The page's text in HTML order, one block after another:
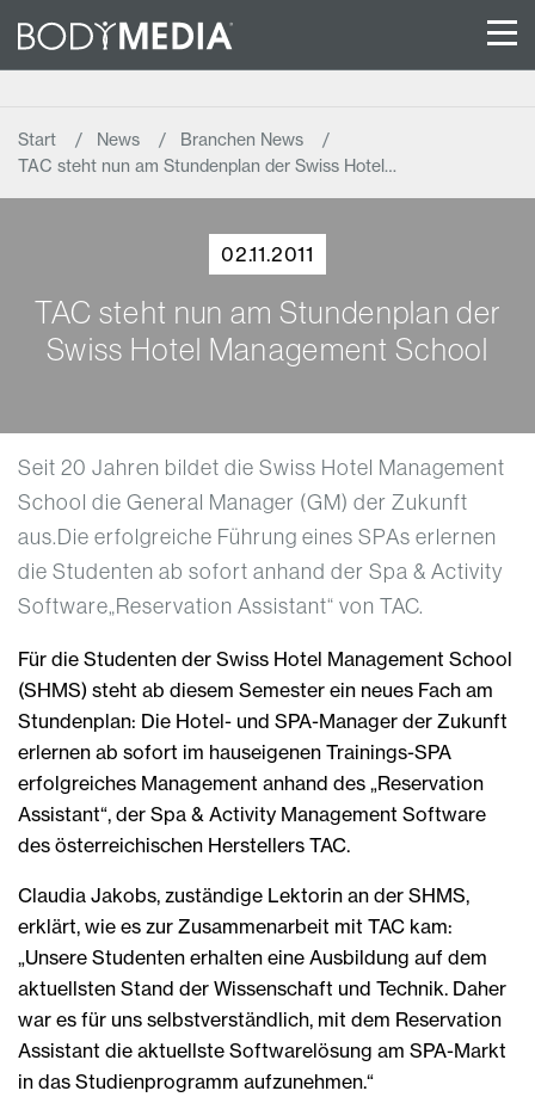
Start News
Branchen News
TAC steht nun am Stundenplan der Swiss Hotel…
02.11.2011
TAC steht nun am Stundenplan der
Swiss Hotel Management School
Seit 20 Jahren bildet die Swiss Hotel Management
School die General Manager (GM) der Zukunft
aus.Die erfolgreiche Führung eines SPAs erlernen
die Studenten ab sofort anhand der Spa & Activity
Software„Reservation Assistant“ von TAC.
Für die Studenten der Swiss Hotel Management School
(SHMS) steht ab diesem Semester ein neues Fach am
Stundenplan: Die Hotel- und SPA-Manager der Zukunft
erlernen ab sofort im hauseigenen Trainings-SPA
erfolgreiches Management anhand des „Reservation
Assistant“, der Spa & Activity Management Software
des österreichischen Herstellers TAC.
Claudia Jakobs, zuständige Lektorin an der SHMS,
erklärt, wie es zur Zusammenarbeit mit TAC kam:
„Unsere Studenten erhalten eine Ausbildung auf dem
aktuellsten Stand der Wissenschaft und Technik. Daher
war es für uns selbstverständlich, mit dem Reservation
Assistant die aktuellste Softwarelösung am SPA-Markt
in das Studienprogramm aufzunehmen.“